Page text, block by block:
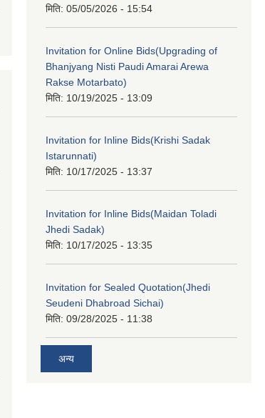
मिति: 05/05/2026 - 15:54
Invitation for Online Bids(Upgrading of
Bhanjyang Nisti Paudi Amarai Arewa
Rakse Motarbato)
मिति: 10/19/2025 - 13:09
Invitation for Inline Bids(Krishi Sadak
Istarunnati)
मिति: 10/17/2025 - 13:37
Invitation for Inline Bids(Maidan Toladi
Jhedi Sadak)
मिति: 10/17/2025 - 13:35
Invitation for Sealed Quotation(Jhedi
Seudeni Dhabroad Sichai)
मिति: 09/28/2025 - 11:38
अन्य